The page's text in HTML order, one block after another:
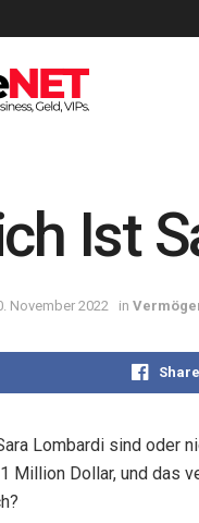
Ist
November 2022 in
Lombardi sind oder
Million Dollar, und das